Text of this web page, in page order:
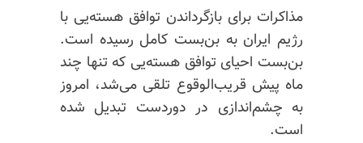
مذاکرات برای بازگرداندن توافق هسته‌یی با
رژیم ایران به بن‌بست کامل رسیده است.
بن‌بست احیای توافق هسته‌یی که تنها چند
ماه پیش قریب‌الوقوع تلقی می‌شد، امروز
به چشم‌اندازی در دوردست تبدیل شده
است.